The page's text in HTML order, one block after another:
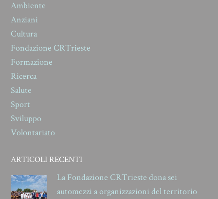
Ambiente
Anziani
Cultura
Fondazione CRTrieste
Formazione
Ricerca
Salute
Sport
Sviluppo
Volontariato
ARTICOLI RECENTI
La Fondazione CRTrieste dona sei
automezzi a organizzazioni del territorio